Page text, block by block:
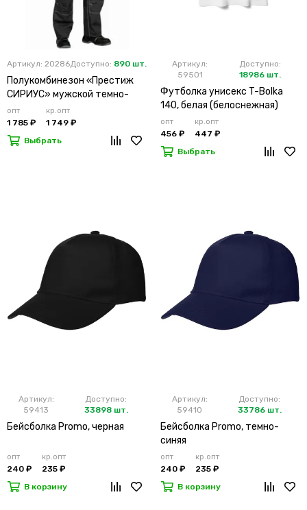
Артикул: 20286Доступно: 890 шт.
Полукомбинезон «Престиж
СИРИУС» мужской темно-
серый
опт
1 785 ₽
кр.опт
1 749 ₽
Выбрать
Артикул:
59501
Доступно:
18986 шт.
Футболка унисекс T-Bolka
140, белая (белоснежная)
опт
456 ₽
кр.опт
447 ₽
Выбрать
Артикул:
59413
Доступно:
33898 шт.
Бейсболка Promo, черная
опт
240 ₽
кр.опт
235 ₽
В корзину
Артикул:
59410
Доступно:
33786 шт.
Бейсболка Promo, темно-
синяя
опт
240 ₽
кр.опт
235 ₽
В корзину